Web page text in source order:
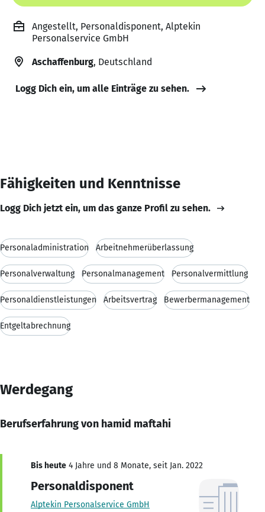
Angestellt, Personaldisponent, Alptekin
Personalservice GmbH
Aschaffenburg, Deutschland
Logg Dich ein, um alle Einträge zu sehen.
Fähigkeiten und Kenntnisse
Logg Dich jetzt ein, um das ganze Profil zu sehen.
Personaladministration Arbeitnehmerüberlassung
Personalverwaltung Personalmanagement Personalvermittlung
Personaldienstleistungen Arbeitsvertrag Bewerbermanagement
Entgeltabrechnung
Werdegang
Berufserfahrung von hamid maftahi
Bis heute 4 Jahre und 8 Monate, seit Jan. 2022
Personaldisponent
Alptekin Personalservice GmbH